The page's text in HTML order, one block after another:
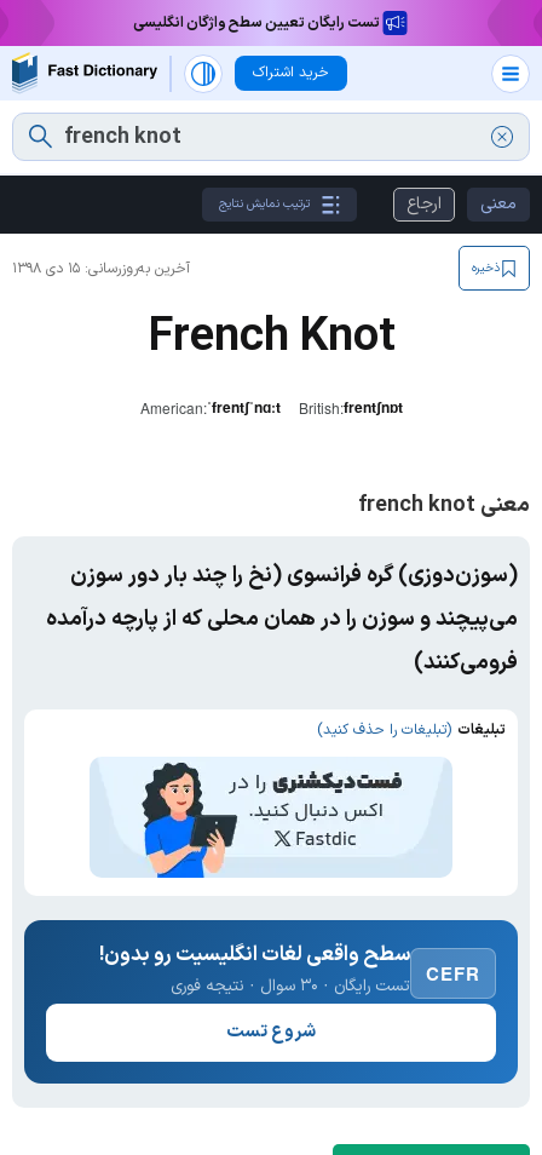
تست رایگان تعیین سطح واژگان انگلیسی
خرید اشتراک
معنی ارجاع ترتیب نمایش نتایج
آخرین به‌روزرسانی: ۱۵ دی ۱۳۹۸ ذخیره
French Knot
American:ˈfrentʃˈnɑːt British:frentʃnɒt
معنی french knot
(سوزن‌دوزی) گره فرانسوی (نخ را چند بار دور سوزن
می‌پیچند و سوزن را در همان محلی که از پارچه درآمده
فرومی‌کنند)
تبلیغات (تبلیغات را حذف کنید)
CEFR
سطح واقعی لغات انگلیسیت رو بدون!
تست رایگان · ۳۰ سوال · نتیجه فوری
شروع تست